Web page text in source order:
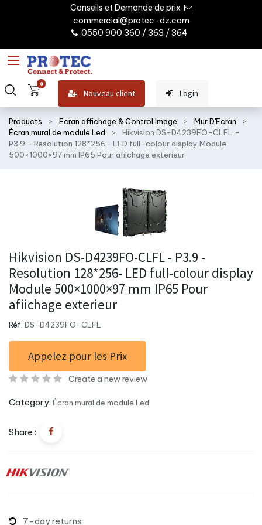
Conseils et Demande de prix
commercial@protec-dz.com
0550 900 360 / 363 / 364
0
Nouveau client Login
Products Ecran affichage & Control Image
Mur D'Ecran
Écran mural de module Led
Hikvision DS-D4239FO-CLFL -
P3.9 - Resolution 128*256- LED full-colour display Module
500×1000×97 mm IP65 Pour afiichage exterieur
Hikvision DS-D4239FO-CLFL - P3.9 -
Resolution 128*256- LED full-colour display
Module 500×1000×97 mm IP65 Pour
afiichage exterieur
Réf: DS-D4239FO-CLFL
Appelez pour les Prix
Create a new review
Category: Écran mural de module Led
Share :
7-day returns